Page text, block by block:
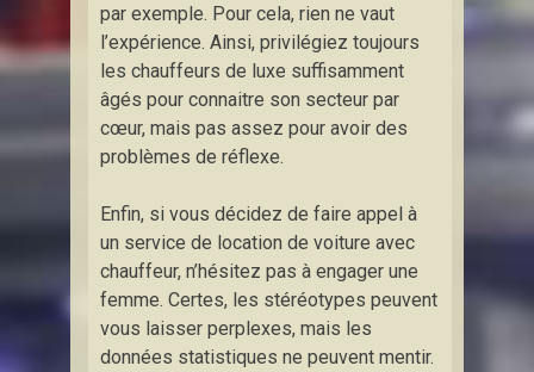
par exemple. Pour cela, rien ne vaut
l’expérience. Ainsi, privilégiez toujours
les chauffeurs de luxe suffisamment
âgés pour connaitre son secteur par
cœur, mais pas assez pour avoir des
problèmes de réflexe.
Enfin, si vous décidez de faire appel à
un service de location de voiture avec
chauffeur, n’hésitez pas à engager une
femme. Certes, les stéréotypes peuvent
vous laisser perplexes, mais les
données statistiques ne peuvent mentir.